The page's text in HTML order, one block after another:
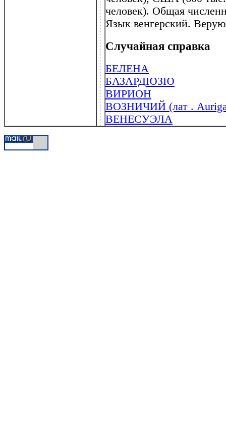
человек). Общая
Язык венгерский.
Случайная справка
БЕЛЕНА
БАЗАРДЮЗЮ
ВИРИОН
ВОЗНИЧИЙ (лат .
ВЕНЕСУЭЛА